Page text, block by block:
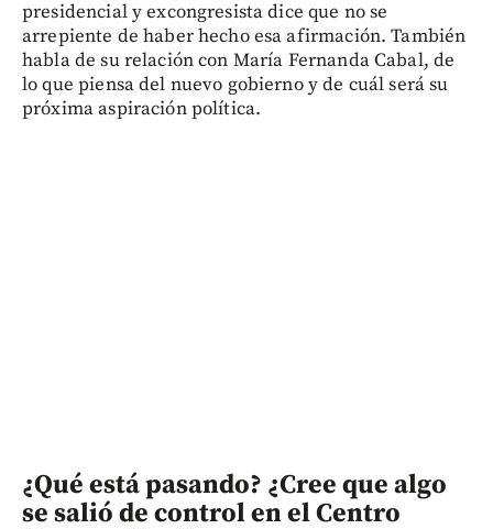
presidencial y excongresista dice que no se
arrepiente de haber hecho esa afirmación. También
habla de su relación con María Fernanda Cabal, de
lo que piensa del nuevo gobierno y de cuál será su
próxima aspiración política.
¿Qué está pasando? ¿Cree que algo
se salió de control en el Centro